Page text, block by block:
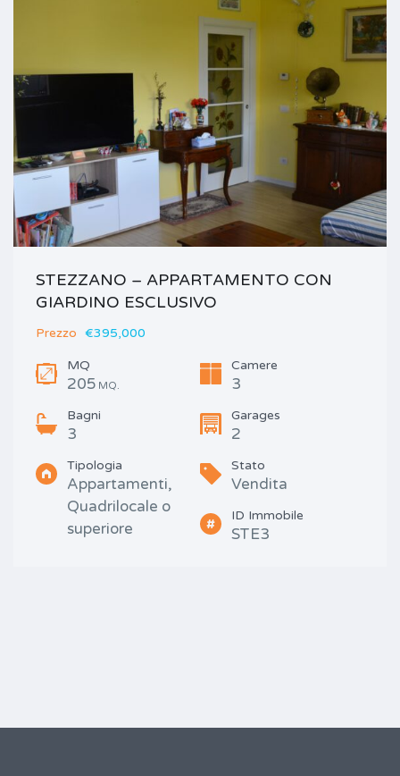
STEZZANO – APPARTAMENTO CON
GIARDINO ESCLUSIVO
Prezzo €395,000
MQ
205 MQ.
Camere
3
Bagni
3
Garages
2
Tipologia
Appartamenti,
Quadrilocale o
superiore
Stato
Vendita
ID Immobile
STE3